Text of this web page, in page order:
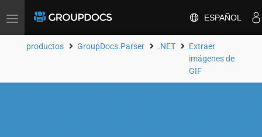
Toggle
ESPAÑOL
productos GroupDocs.Parser .NET
Extraer
imágenes de
GIF